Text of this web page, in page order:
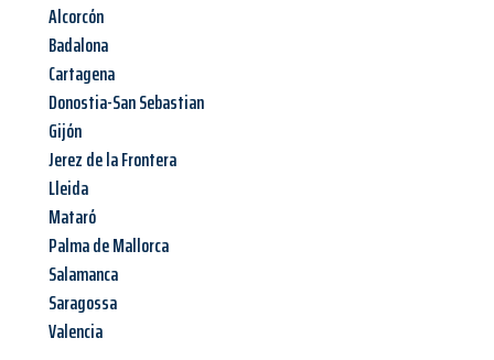
Alcorcón
Badalona
Cartagena
Donostia-San Sebastian
Gijón
Jerez de la Frontera
Lleida
Mataró
Palma de Mallorca
Salamanca
Saragossa
Valencia